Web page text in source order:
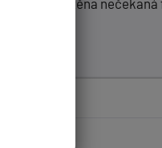
byla zjištěna